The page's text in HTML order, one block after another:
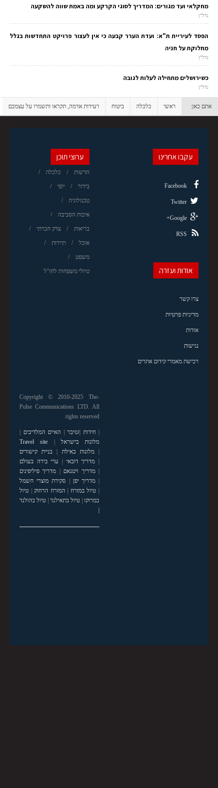
מחקלאי ועד מגורים: המדריך לסוגי הקרקע ומה באמת שווה להשקעה
נדל"ן
הפסד לעיריית ת"א: ועדת הערר קבעה כי אין לעצור פרויקט התחדשות בגלל
מחלוקת על חניה
נדל"ן
כשירושלים מתחילה לעלות לגובה
נדל"ן
אתם כאן: ראשי כלכלה ביטוח רעידות אדמה, תקראו ותשמרו על עצמכם
ערוצי תוכן
חדשות כלכלה
בידור יופי
טכנולוגיה
איכות הסביבה
בריאות צדק חברתי
אוכל תיירות
משפט
טיולי משפחות לחו"ל
עקבו אחרינו
Facebook
Twitter
Google+
RSS
אודות ועזרה
צרו קשר
מדיניות פרטיות
אודות
נגישות
רכישת מאמרי קידום אתרים
Copyright © 2010-2025 The-
Pulse Communications LTD. All
rights reserved
|חידות |זנזיבר | האיים המלדיבים |
מלונות בישראל |
Travel site
|מלונות באילת | בניית קישורים
| מדריך דובאי | ערי בירה בעולם
|מדריך ויטנאם | מדריך פיליפינים
|מדריך יפן | סקירת מוצרי חשמל
| טיול במזרח | המזרח הרחוק| טיול
במרוקו| טיול בתאילנד| טיול בהולנד
|